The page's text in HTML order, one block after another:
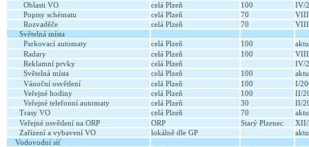
Oblasti VO
celá Plzeň 100
IV/
Popisy schématu
celá Plzeň 70
Rozvaděče
celá Plzeň 70
Světelná místa
Parkovací automaty
celá Plzeň 100
Radary
celá Plzeň 100
Reklamní prvky
celá Plzeň
IV/
Světelná místa
celá Plzeň 100
Vánoční osvětlení
celá Plzeň 100
I/
Veřejné hodiny
celá Plzeň 100
II/
Veřejné telefonní automaty
celá Plzeň 30
II/
Trasy VO
celá Plzeň 70
Veřejné osvětlení na ORP
ORP Starý Plzenec
Zařízení a vybavení VO
lokálně dle GP
Vodovodní síť